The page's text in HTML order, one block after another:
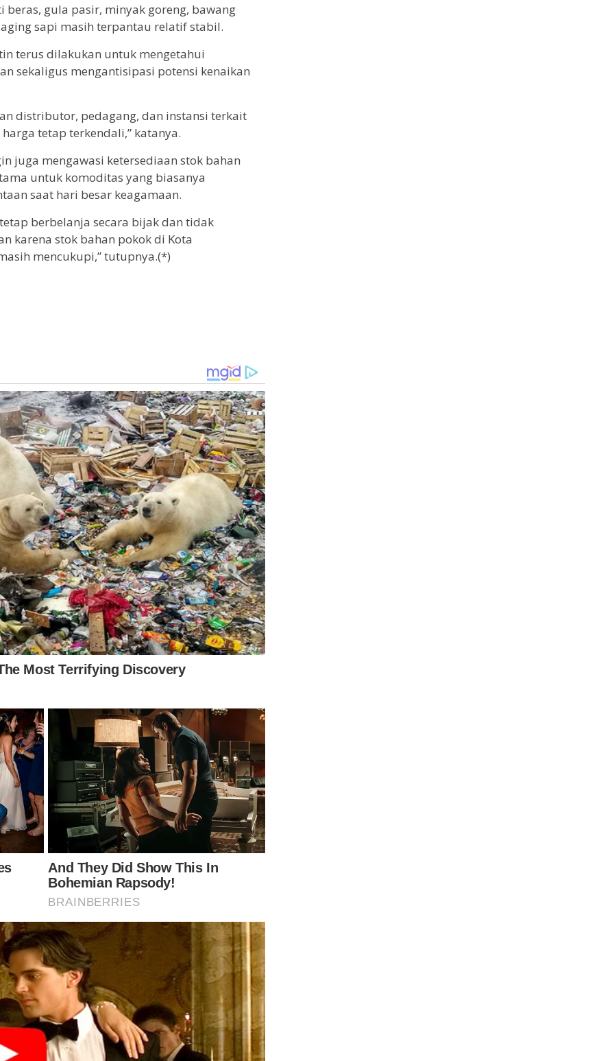
gula pasir, minyak goreng, bawang
sapi masih terpantau relatif stabil.
terus dilakukan untuk mengetahui
sekaligus mengantisipasi potensi kenaikan
distributor, pedagang, dan instansi terkait
tetap terkendali,” katanya.
juga mengawasi ketersediaan stok bahan
untuk komoditas yang biasanya
saat hari besar keagamaan.
berbelanja secara bijak dan tidak
karena stok bahan pokok di Kota
mencukupi,” tutupnya.(*)